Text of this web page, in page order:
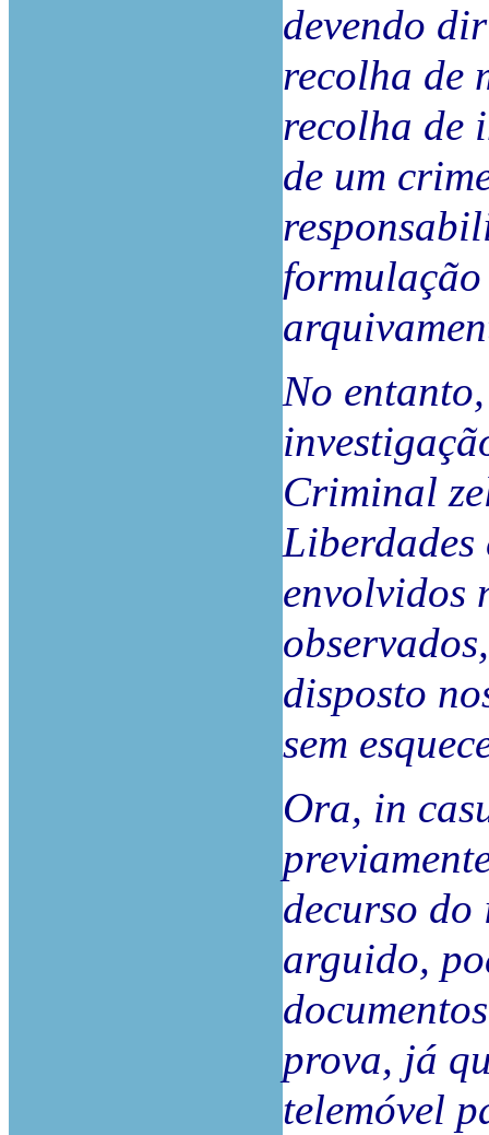
devendo
recolha de
recolha de
de um
No
Criminal
Liberdades
envolvidos
disposto
sem
Ora, in
decurso
arguido,
prova, já
telemóvel